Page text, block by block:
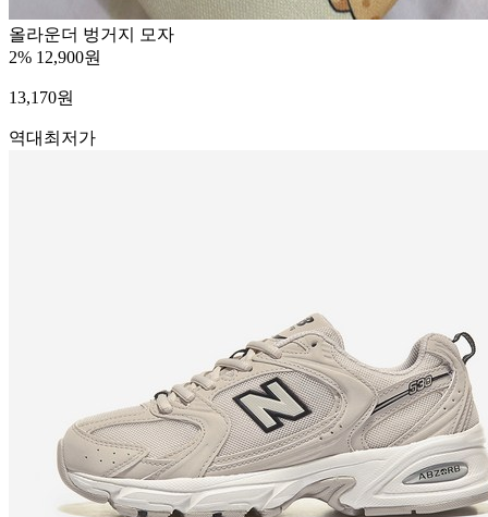
올라운더 벙거지 모자
2% 12,900원
13,170원
역대최저가